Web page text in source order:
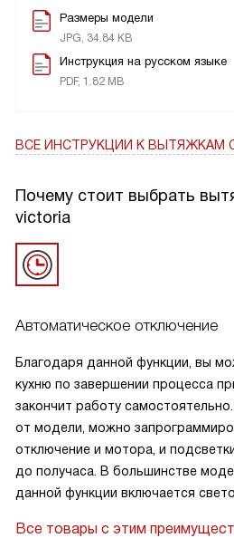
Размеры модели
JPG, 34.84 KB
Инструкция на русском языке
PDF, 1.82 MB
ВСЕ ИНСТРУКЦИИ К ВЫТЯЖКАМ
Почему стоит выбрать
victoria
Автоматическое отключение
Благодаря данной функции, вы
кухню по завершении процесса
закончит работу
от модели, можно
отключение и мотора, и
до получаса. В большинстве
данной функции включается
Все товары с этим